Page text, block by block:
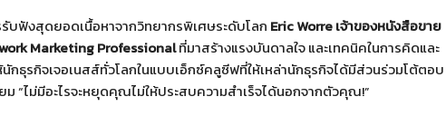
บฟังสุดยอดเนื้อหาจากวิทยากรพิเศษระดับโลก Eric Worre เจ้าของหนังสือขาย
Marketing Professionalที่มาสร้างแรงบันดาลใจ และเทคนิคในการคิดและ
กธุรกิจเจอเนสส์ทั่วโลกในแบบเอ็กซ์คลูซีฟที่ให้เหล่านักธุรกิจได้มีส่วนร่วมโต้ตอบ
“ไม่มีอะไรจะหยุดคุณไม่ให้ประสบความสำเร็จได้นอกจากตัวคุณ!”